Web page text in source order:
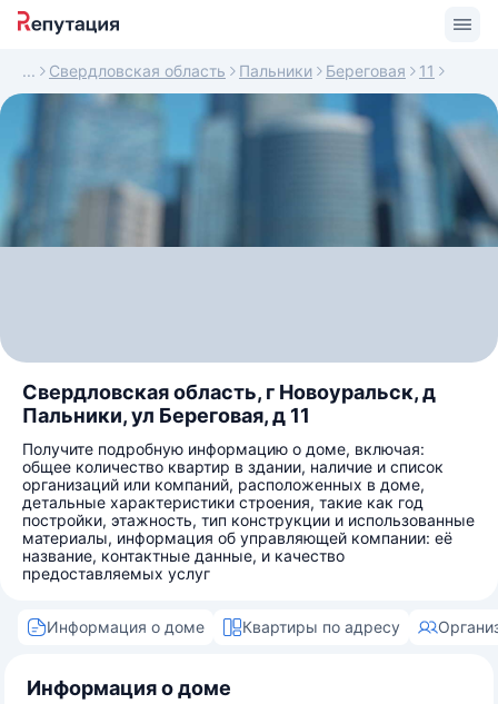
Свердловская область Пальники Береговая 11
Свердловская область, г Новоуральск, д
Пальники, ул Береговая, д 11
Получите подробную информацию о доме, включая:
общее количество квартир в здании, наличие и список
организаций или компаний, расположенных в доме,
детальные характеристики строения, такие как год
постройки, этажность, тип конструкции и использованные
материалы, информация об управляющей компании: её
название, контактные данные, и качество
предоставляемых услуг
Информация о доме Квартиры по адресу
Информация о доме